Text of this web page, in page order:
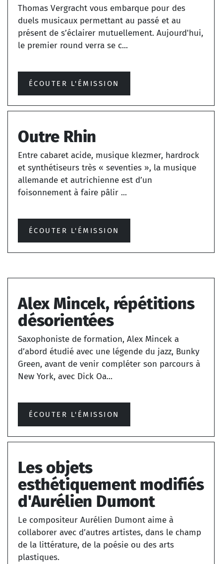
Thomas Vergracht vous embarque pour des
duels musicaux permettant au passé et au
présent de s’éclairer mutuellement. Aujourd'hui,
le premier round verra se c...
ÉCOUTER L'ÉMISSION
Outre Rhin
Entre cabaret acide, musique klezmer, hardrock
et synthétiseurs très « seventies », la musique
allemande et autrichienne est d’un
foisonnement à faire pâlir ...
ÉCOUTER L'ÉMISSION
Alex Mincek, répétitions
désorientées
Saxophoniste de formation, Alex Mincek a
d’abord étudié avec une légende du jazz, Bunky
Green, avant de venir compléter son parcours à
New York, avec Dick Oa...
ÉCOUTER L'ÉMISSION
Les objets
esthétiquement modifiés
d'Aurélien Dumont
Le compositeur Aurélien Dumont aime à
collaborer avec d’autres artistes, dans le champ
de la littérature, de la poésie ou des arts
plastiques.